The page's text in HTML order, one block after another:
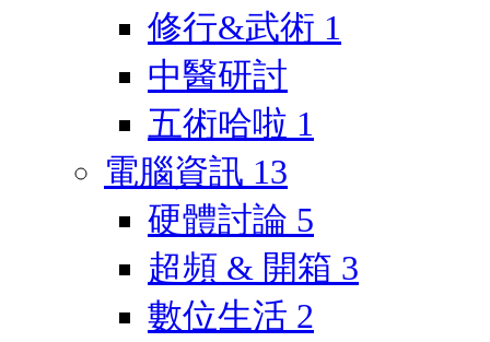
修行&武術 1
中醫研討
五術哈啦 1
電腦資訊 13
硬體討論 5
超頻 & 開箱 3
數位生活 2